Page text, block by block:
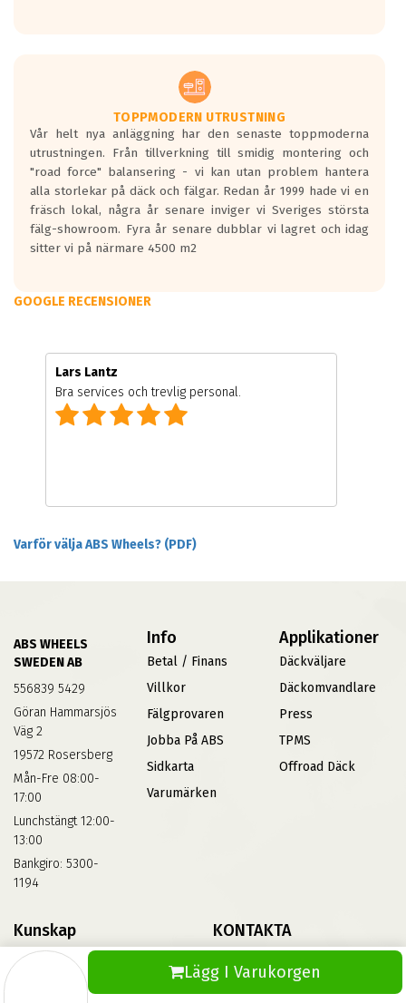
Lägg I Varukorgen
TOPPMODERN UTRUSTNING
Vår helt nya anläggning har den senaste toppmoderna
utrustningen. Från tillverkning till smidig montering och
"road force" balansering - vi kan utan problem hantera
alla storlekar på däck och fälgar. Redan år 1999 hade vi en
fräsch lokal, några år senare inviger vi Sveriges största
fälg-showroom. Fyra år senare dubblar vi lagret och idag
sitter vi på närmare 4500 m2
GOOGLE RECENSIONER
Lars Lantz
Bra services och trevlig personal.
Varför välja ABS Wheels? (PDF)
ABS WHEELS
SWEDEN AB
556839 5429
Göran Hammarsjös
Väg 2
19572 Rosersberg
Mån-Fre 08:00-
17:00
Lunchstängt 12:00-
13:00
Bankgiro: 5300-
1194
Info
Betal / Finans
Villkor
Fälgprovaren
Jobba På ABS
Sidkarta
Varumärken
Applikationer
Däckväljare
Däckomvandlare
Press
TPMS
Offroad Däck
Kunskap
Däckskola
KONTAKTA
Kontakta Oss
Vinterdäck